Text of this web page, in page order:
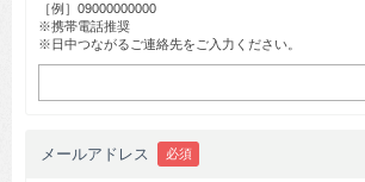
［例］09000000000
※携帯電話推奨
※日中つながるご連絡先をご入力ください。
メールアドレス 必須